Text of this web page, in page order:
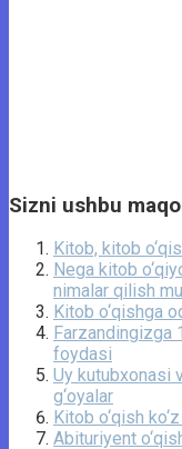
Sizni ushbu
Kitob, kitob
Nega kitob
nimalar qilish
Kitob o‘qishga
Farzandingizga
foydasi
Uy kutubxonasi
g‘oyalar
Kitob o‘qish
Abituriyent